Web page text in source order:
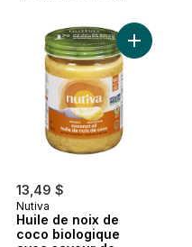
d’olive extra-vierge
13,49 $
Nutiva
Huile de noix de
coco biologique
Ajouter